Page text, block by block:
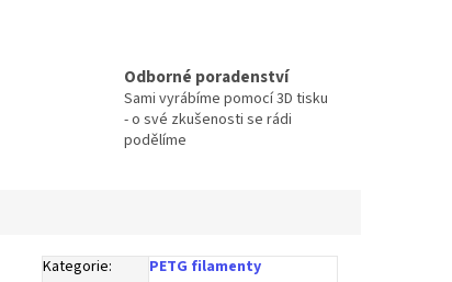
Odborné poradenství
Sami vyrábíme pomocí 3D tisku
- o své zkušenosti se rádi
podělíme
Kategorie:
PETG filamenty